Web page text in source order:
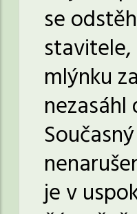
se
stavitele,
mlýnku
je v